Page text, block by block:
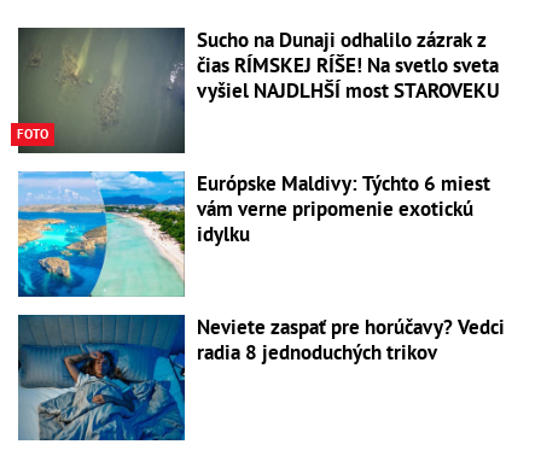
FOTO
Sucho na Dunaji odhalilo zázrak z
čias RÍMSKEJ RÍŠE! Na svetlo sveta
vyšiel NAJDLHŠÍ most STAROVEKU
Európske Maldivy: Týchto 6 miest
vám verne pripomenie exotickú
idylku
Neviete zaspať pre horúčavy? Vedci
radia 8 jednoduchých trikov